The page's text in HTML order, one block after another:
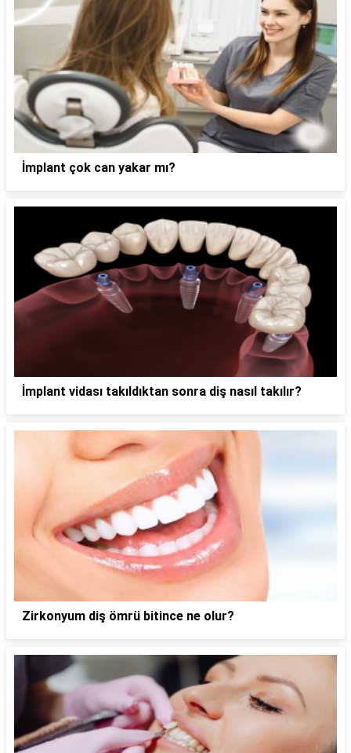
İmplant çok can yakar mı?
İmplant vidası takıldıktan sonra diş nasıl takılır?
Zirkonyum diş ömrü bitince ne olur?